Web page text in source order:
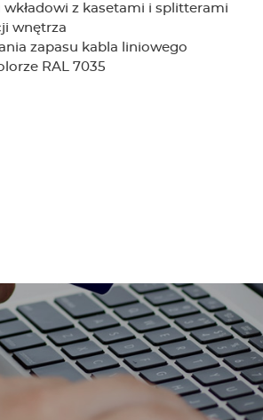
z kasetami i splitterami
wnętrza
zapasu kabla liniowego
RAL 7035